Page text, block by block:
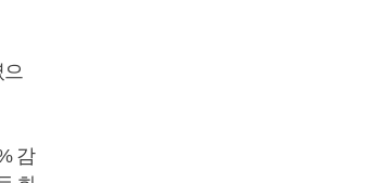
으
감